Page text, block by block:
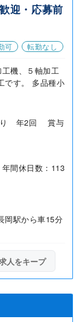
迎・応募前
可 転勤なし
機、５軸加工
です。 多品種小
り 年2回 賞与
間休日数：113
岡駅から車15分
人をキープ